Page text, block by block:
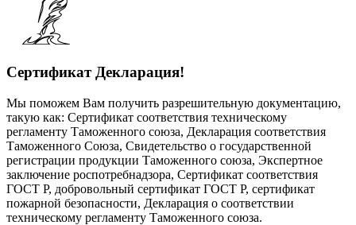
Сертификат Декларация!
Мы поможем Вам получить разрешительную документацию,
такую как: Сертификат соответствия техническому
регламенту Таможенного союза, Декларация соответствия
Таможенного Союза, Свидетельство о государственной
регистрации продукции Таможенного союза, Экспертное
заключение роспотребнадзора, Сертификат соответствия
ГОСТ Р, добровольный сертификат ГОСТ Р, сертификат
пожарной безопасности, Декларация о соответствии
техническому регламенту Таможенного союза.